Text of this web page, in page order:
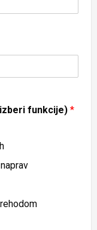
funkcije) *